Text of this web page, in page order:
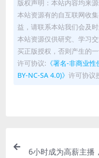
版权声明：本站内容均来
本站资源有的自互联网收
益，请联系本站我们会及时
本站资源仅供研究、学习
买正版授权，否则产生的
许可协议: 《署名-非商业
BY-NC-SA 4.0)》 许可协议
6小时成为高薪主播